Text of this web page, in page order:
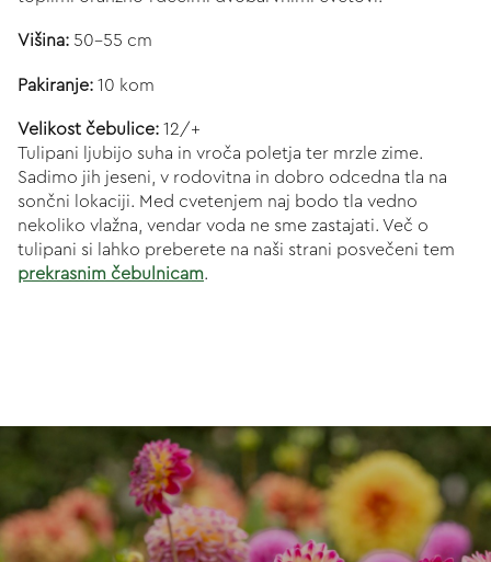
Višina: 50-55 cm
Pakiranje: 10 kom
Velikost čebulice: 12/+
Tulipani ljubijo suha in vroča poletja ter mrzle zime.
Sadimo jih jeseni, v rodovitna in dobro odcedna tla na
sončni lokaciji. Med cvetenjem naj bodo tla vedno
nekoliko vlažna, vendar voda ne sme zastajati. Več o
tulipani si lahko preberete na naši strani posvečeni tem
prekrasnim čebulnicam.